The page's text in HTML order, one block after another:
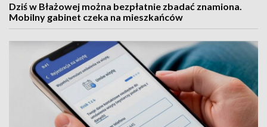
Dziś w Błażowej można bezpłatnie zbadać znamiona.
Mobilny gabinet czeka na mieszkańców